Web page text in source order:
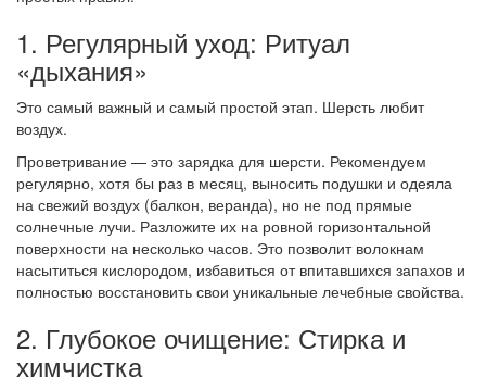
1. Регулярный уход: Ритуал
«дыхания»
Это самый важный и самый простой этап. Шерсть любит
воздух.
Проветривание — это зарядка для шерсти. Рекомендуем
регулярно, хотя бы раз в месяц, выносить подушки и одеяла
на свежий воздух (балкон, веранда), но не под прямые
солнечные лучи. Разложите их на ровной горизонтальной
поверхности на несколько часов. Это позволит волокнам
насытиться кислородом, избавиться от впитавшихся запахов и
полностью восстановить свои уникальные лечебные свойства.
2. Глубокое очищение: Стирка и
химчистка